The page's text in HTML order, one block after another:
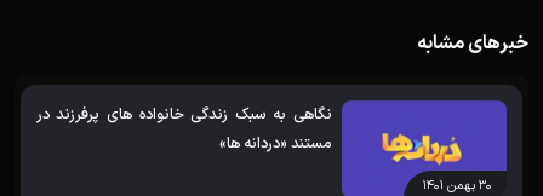
خبرهای مشابه
۳۰ بهمن ۱۴۰۱
نگاهی به سبک زندگی خانواده های پرفرزند در
مستند «دردانه ها»